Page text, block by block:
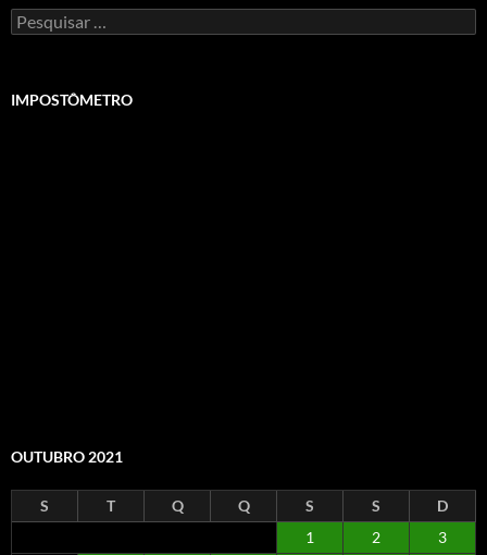
Pesquisar
por:
IMPOSTÔMETRO
OUTUBRO 2021
S T Q Q S S
D
1
2
3